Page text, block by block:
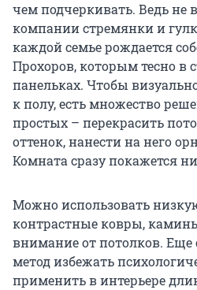
чем подчеркивать. Ведь не
компании стремянки и
каждой семье рождается
Прохоров, которым тесно в
панельках. Чтобы
к полу, еcть множество
простых – перекрасить
оттенок, нанести на него
Комната сразу покажется
Можно использовать
контрастные ковры,
внимание от потолков.
метод избежать
применить в интерьере